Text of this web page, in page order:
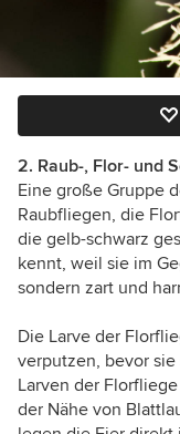
2. Raub-, Flor- und
Eine große Gruppe
Raubfliegen, die
die gelb-schwarz
kennt, weil sie im
sondern zart und
Die Larve der
verputzen, bevor
Larven der
der Nähe von